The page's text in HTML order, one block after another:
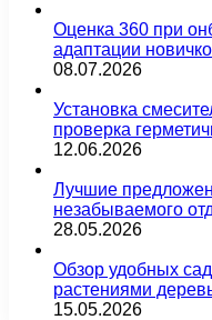
Оценка 360 при
адаптации
08.07.2026
Установка
проверка
12.06.2026
Лучшие
незабываемого
28.05.2026
Обзор удобных
растениями
15.05.2026